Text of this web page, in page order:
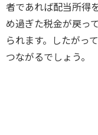
者であれば配当所得
め過ぎた税金が戻っ
られます。したがっ
つながるでしょう。